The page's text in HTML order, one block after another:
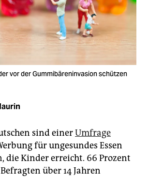
vor der Gummibäreninvasion schützen
sind einerUmfrage
für ungesundes Essen
die Kinder erreicht. 66 Prozent
über 14 Jahren